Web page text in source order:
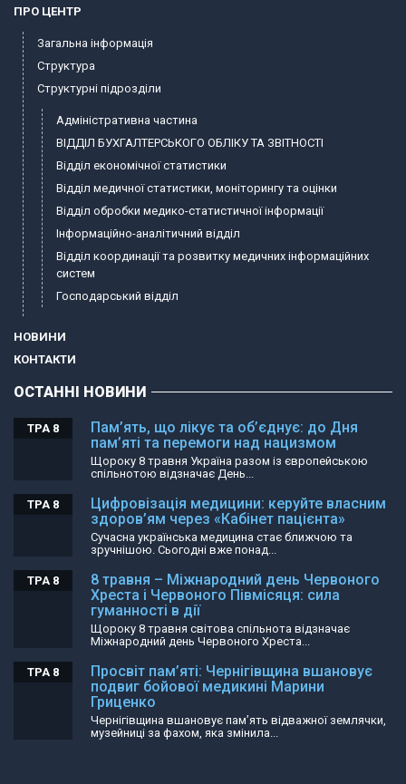
ПРО ЦЕНТР
Загальна інформація
Структура
Структурні підрозділи
Адміністративна частина
ВІДДІЛ БУХГАЛТЕРСЬКОГО ОБЛІКУ ТА ЗВІТНОСТІ
Відділ економічної статистики
Відділ медичної статистики, моніторингу та оцінки
Відділ обробки медико-статистичної інформації
Інформаційно-аналітичний відділ
Відділ координації та розвитку медичних інформаційних
систем
Господарський відділ
НОВИНИ
КОНТАКТИ
ОСТАННІ НОВИНИ
Пам’ять, що лікує та об’єднує: до Дня
пам’яті та перемоги над нацизмом
ТРА 8
Щороку 8 травня Україна разом із європейською
спільнотою відзначає День...
Цифровізація медицини: керуйте власним
здоров’ям через «Кабінет пацієнта»
ТРА 8
Сучасна українська медицина стає ближчою та
зручнішою. Сьогодні вже понад...
8 травня – Міжнародний день Червоного
Хреста і Червоного Півмісяця: сила
гуманності в дії
ТРА 8
Щороку 8 травня світова спільнота відзначає
Міжнародний день Червоного Хреста...
Просвіт пам’яті: Чернігівщина вшановує
подвиг бойової медикині Марини
Гриценко
ТРА 8
Чернігівщина вшановує пам’ять відважної землячки,
музейниці за фахом, яка змінила...